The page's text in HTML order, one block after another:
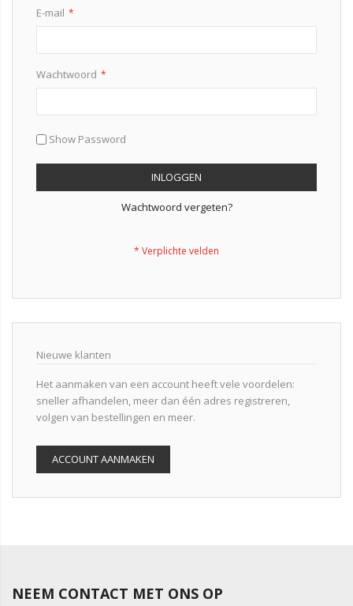
E-mail
Wachtwoord
Show Password
INLOGGEN
Wachtwoord vergeten?
Nieuwe klanten
Het aanmaken van een account heeft vele voordelen:
sneller afhandelen, meer dan één adres registreren,
volgen van bestellingen en meer.
ACCOUNT AANMAKEN
NEEM CONTACT MET ONS OP